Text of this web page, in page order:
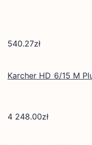
540.27zł
Karcher HD 6/15 M
4 248.00zł